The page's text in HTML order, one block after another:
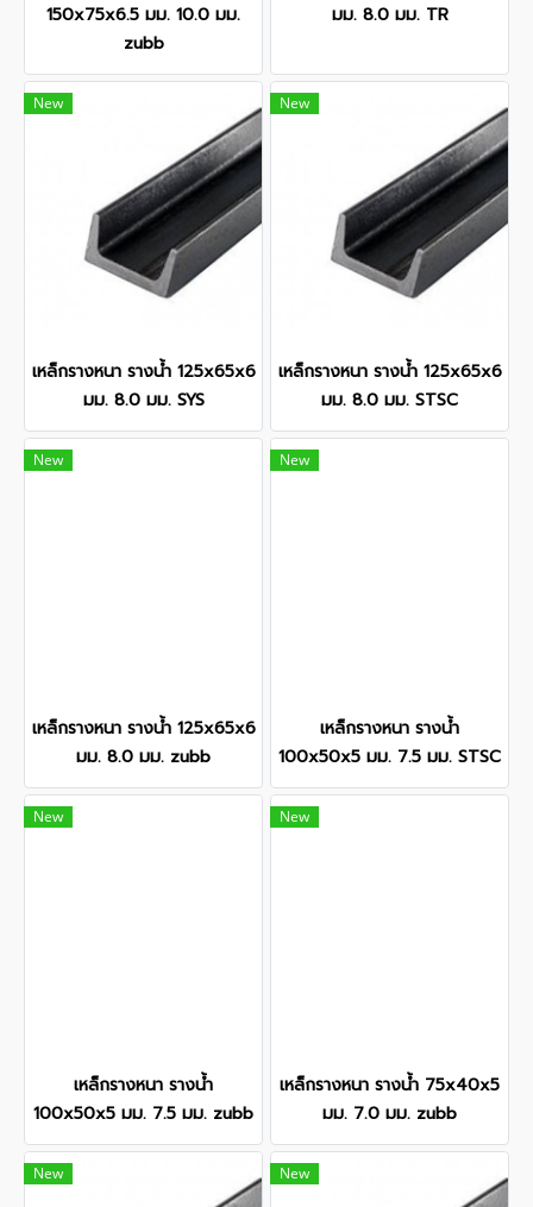
150x75x6.5 มม. 10.0 มม.
zubb
มม. 8.0 มม. TR
New
เหล็กรางหนา รางน้ำ 125x65x6
มม. 8.0 มม. SYS
New
เหล็กรางหนา รางน้ำ 125x65x6
มม. 8.0 มม. STSC
New
เหล็กรางหนา รางน้ำ 125x65x6
มม. 8.0 มม. zubb
New
เหล็กรางหนา รางน้ำ
100x50x5 มม. 7.5 มม. STSC
New
เหล็กรางหนา รางน้ำ
100x50x5 มม. 7.5 มม. zubb
New
เหล็กรางหนา รางน้ำ 75x40x5
มม. 7.0 มม. zubb
New New